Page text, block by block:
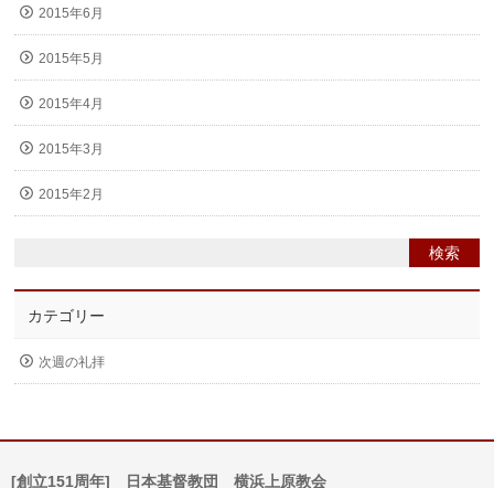
2015年6月
2015年5月
2015年4月
2015年3月
2015年2月
カテゴリー
次週の礼拝
[創立151周年] 日本基督教団 横浜上原教会